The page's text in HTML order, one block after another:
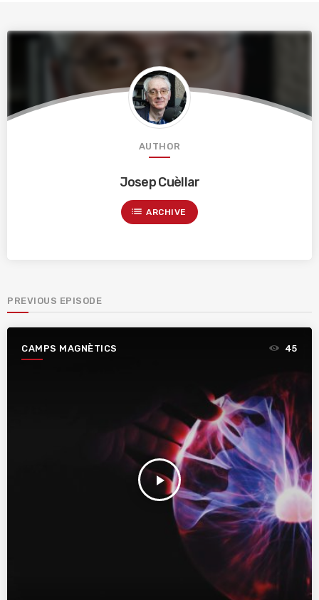
AUTHOR
Josep Cuèllar
list ARCHIVE
PREVIOUS EPISODE
CAMPS MAGNÈTICS
play_arrow
45